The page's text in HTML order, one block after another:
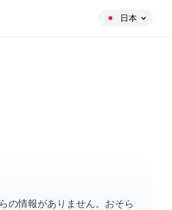
日本
の情報がありません。おそら